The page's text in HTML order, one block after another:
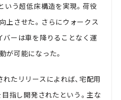
いう超低床構造を実現。荷役
上させた。さらにウォークス
バーは車を降りることなく運
が可能になった。
たリリースによれば、宅配用
指し開発されたという。主な